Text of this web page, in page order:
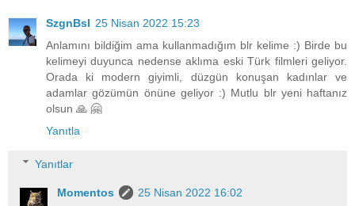
SzgnBsl 25 Nisan 2022 15:23
Anlamını bildiğim ama kullanmadığım blr kelime :) Birde bu
kelimeyi duyunca nedense aklıma eski Türk filmleri geliyor.
Orada ki modern giyimli, düzgün konuşan kadınlar ve
adamlar gözümün önüne geliyor :) Mutlu blr yeni haftanız
olsun 🙏 🤗
Yanıtla
Yanıtlar
Momentos
25 Nisan 2022 16:02